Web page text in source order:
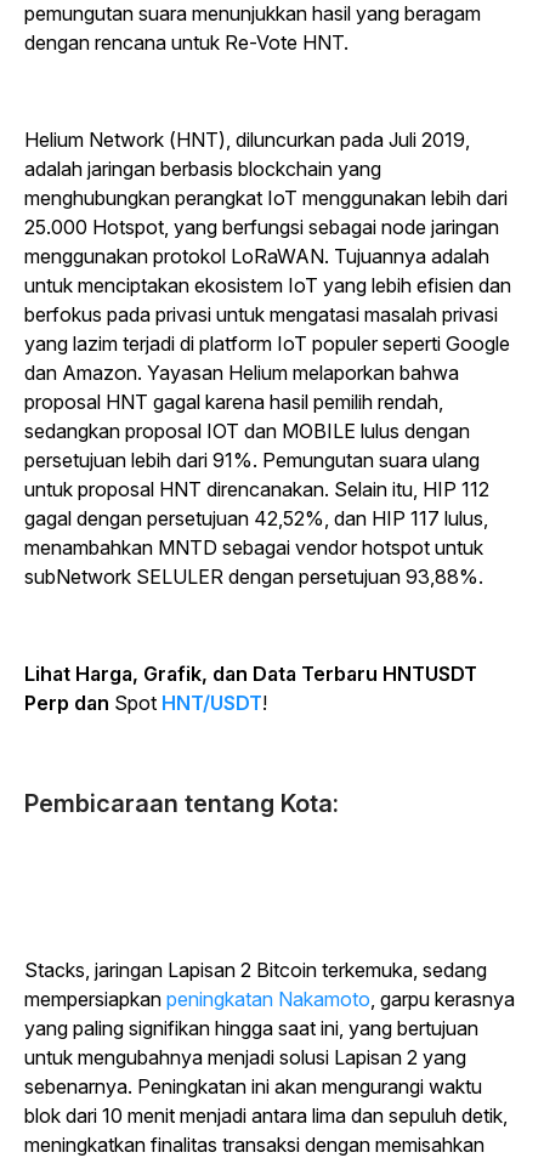
pemungutan suara menunjukkan hasil yang beragam
dengan rencana untuk Re-Vote HNT.
Helium Network (HNT), diluncurkan pada Juli 2019,
adalah jaringan berbasis blockchain yang
menghubungkan perangkat IoT menggunakan lebih dari
25.000 Hotspot, yang berfungsi sebagai node jaringan
menggunakan protokol LoRaWAN. Tujuannya adalah
untuk menciptakan ekosistem IoT yang lebih efisien dan
berfokus pada privasi untuk mengatasi masalah privasi
yang lazim terjadi di platform IoT populer seperti Google
dan Amazon. Yayasan Helium melaporkan bahwa
proposal HNT gagal karena hasil pemilih rendah,
sedangkan proposal IOT dan MOBILE lulus dengan
persetujuan lebih dari 91%. Pemungutan suara ulang
untuk proposal HNT direncanakan. Selain itu, HIP 112
gagal dengan persetujuan 42,52%, dan HIP 117 lulus,
menambahkan MNTD sebagai vendor hotspot untuk
subNetwork SELULER dengan persetujuan 93,88%.
Lihat Harga, Grafik, dan Data Terbaru HNTUSDT
Perp dan Spot HNT/USDT!
Pembicaraan tentang Kota:
Stacks, jaringan Lapisan 2 Bitcoin terkemuka, sedang
mempersiapkan peningkatan Nakamoto, garpu kerasnya
yang paling signifikan hingga saat ini, yang bertujuan
untuk mengubahnya menjadi solusi Lapisan 2 yang
sebenarnya. Peningkatan ini akan mengurangi waktu
blok dari 10 menit menjadi antara lima dan sepuluh detik,
meningkatkan finalitas transaksi dengan memisahkan